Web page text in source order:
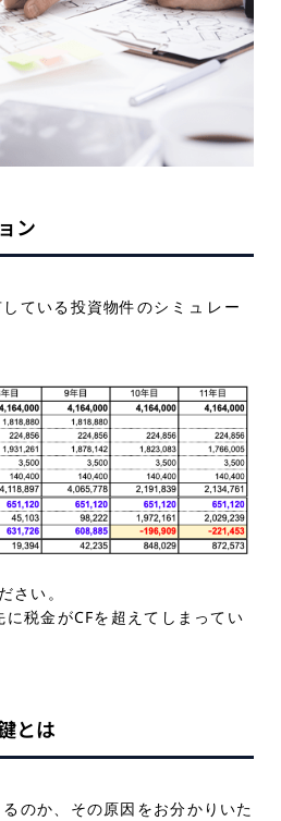
ン
ている投資物件のシミュレー
さい。
税金がCFを超えてしまってい
とは
のか、その原因をお分かりいた